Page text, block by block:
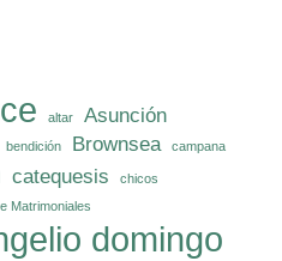
altar Asunción
bendición Brownsea campana
catequesis chicos
Matrimoniales
domingo